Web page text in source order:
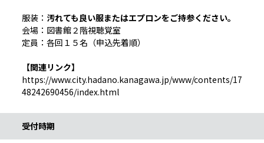
服装： 汚れても良い服またはエプロンをご持参ください。
会場：図書館２階視聴覚室
定員：各回１５名（申込先着順）
【関連リンク】
https://www.city.hadano.kanagawa.jp/www/contents/17
48242690456/index.html
受付時期